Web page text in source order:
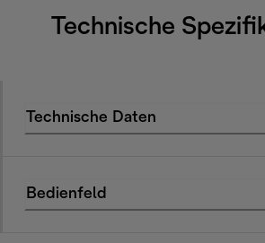
Technische
Technische Daten
Bedienfeld